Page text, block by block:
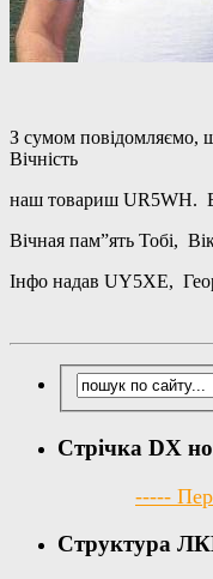
З сумом повідомляємо,
Вічність
наш товариш UR5WH.
Вічная пам”ять Тобі,
Інфо надав UY5XE,
Стрічка DX
-----
Структура